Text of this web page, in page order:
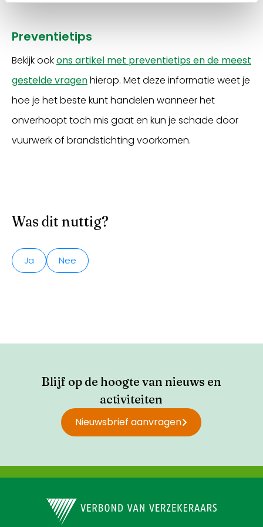
Preventietips
Bekijk ookons artikel met preventietips en de meest
gestelde vragenhierop. Met deze informatie weet je
hoe je het beste kunt handelen wanneer het
onverhoopt toch mis gaat en kun je schade door
vuurwerk of brandstichting voorkomen.
Was dit nuttig?
Ja Nee
Blijf op de hoogte van nieuws en
activiteiten
Nieuwsbrief aanvragen